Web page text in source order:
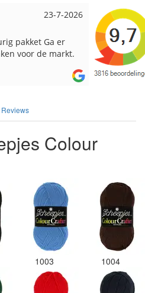
17-7-2026
en
tevreden over
Loes uit
Snelle
Reviews
Colour
1003 1004